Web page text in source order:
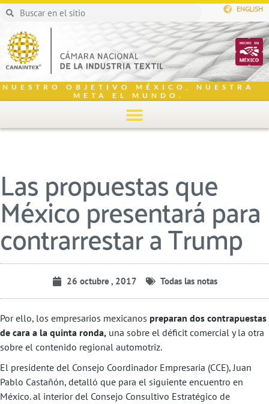
ENGLISH
NUESTRO OBJETIVO MÉXICO, NUESTRA
META EL MUNDO.
Las propuestas que
México presentará para
contrarrestar a Trump
26 octubre , 2017 Todas las notas
Por ello, los empresarios mexicanos preparan dos contrapuestas
de cara a la quinta ronda, una sobre el déficit comercial y la otra
sobre el contenido regional automotriz.
El presidente del Consejo Coordinador Empresaria (CCE), Juan
Pablo Castañón, detalló que para el siguiente encuentro en
México. al interior del Consejo Consultivo Estratégico de